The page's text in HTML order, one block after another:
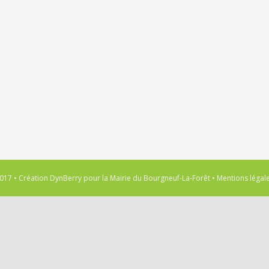
• Création DynBerry pour la Mairie du Bourgneuf-La-Forêt • Mentions